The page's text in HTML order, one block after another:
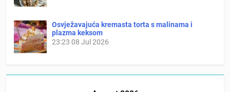
Osvježavajuća kremasta torta s malinama i
plazma keksom
23:23 08 Jul 2026